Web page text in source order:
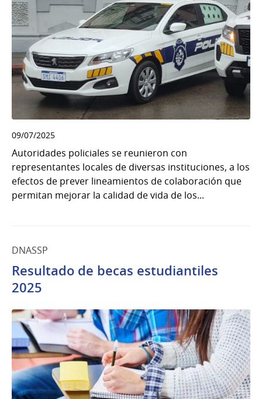
09/07/2025
Autoridades policiales se reunieron con
representantes locales de diversas instituciones, a los
efectos de prever lineamientos de colaboración que
permitan mejorar la calidad de vida de los...
DNASSP
Resultado de becas estudiantiles
2025